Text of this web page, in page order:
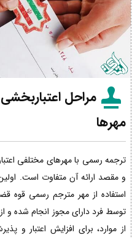
مراحل
مهرها
ترجمه رسمی با مهرهای مختلفی
و مقصد ارائه آن متفاوت است.
استفاده از مهر مترجم رسمی قوه
توسط فرد دارای مجوز انجام شده و
از موارد، برای افزایش اعتبار و